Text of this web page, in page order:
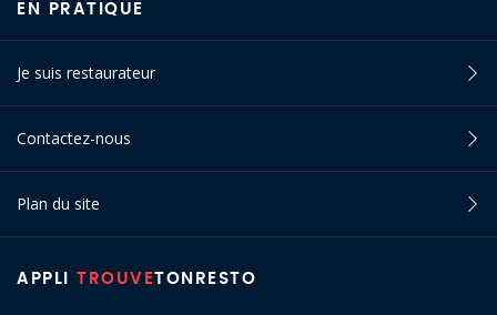
APPLI TROUVETONRESTO
EN PRATIQUE
Je suis restaurateur
Contactez-nous
Plan du site